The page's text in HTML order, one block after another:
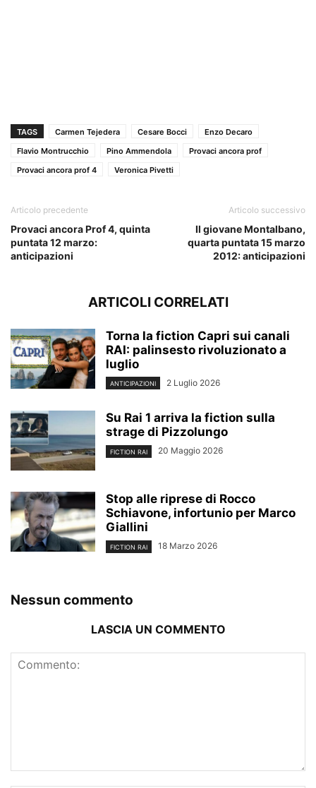
TAGS Carmen Tejedera Cesare Bocci
Enzo Decaro
Flavio Montrucchio
Pino Ammendola
Provaci ancora prof
Provaci ancora prof 4
Veronica Pivetti
Articolo precedente
Provaci ancora Prof 4, quinta
puntata 12 marzo:
anticipazioni
Articolo successivo
Il giovane Montalbano,
quarta puntata 15 marzo
2012: anticipazioni
ARTICOLI CORRELATI
Torna la fiction Capri sui canali
RAI: palinsesto rivoluzionato a
luglio
ANTICIPAZIONI 2 Luglio 2026
Su Rai 1 arriva la fiction sulla
strage di Pizzolungo
FICTION RAI 20 Maggio 2026
Stop alle riprese di Rocco
Schiavone, infortunio per Marco
Giallini
FICTION RAI 18 Marzo 2026
Nessun commento
LASCIA UN COMMENTO